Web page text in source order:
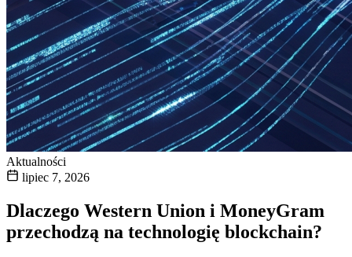
Aktualności
lipiec 7, 2026
Dlaczego Western Union i MoneyGram
przechodzą na technologię blockchain?